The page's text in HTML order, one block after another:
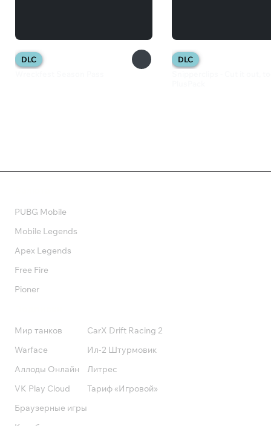
DLC
DLC
PUBG Mobile
Mobile Legends
Apex Legends
Free Fire
Pioner
Мир танков
Warface
Аллоды Онлайн
VK Play Cloud
Браузерные игры
CarX Drift Racing 2
Ил-2 Штурмовик
Литрес
Тариф «Игровой»